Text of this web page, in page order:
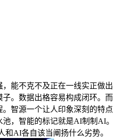
能不克不及正在一线实正做
。数据出格容易构成闭环。
智源一个让人印象深刻的特
，智能的标记就是AI制制AI
AI各自该当阐扬什么劣势。